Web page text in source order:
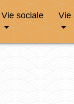
Vie sociale Vie